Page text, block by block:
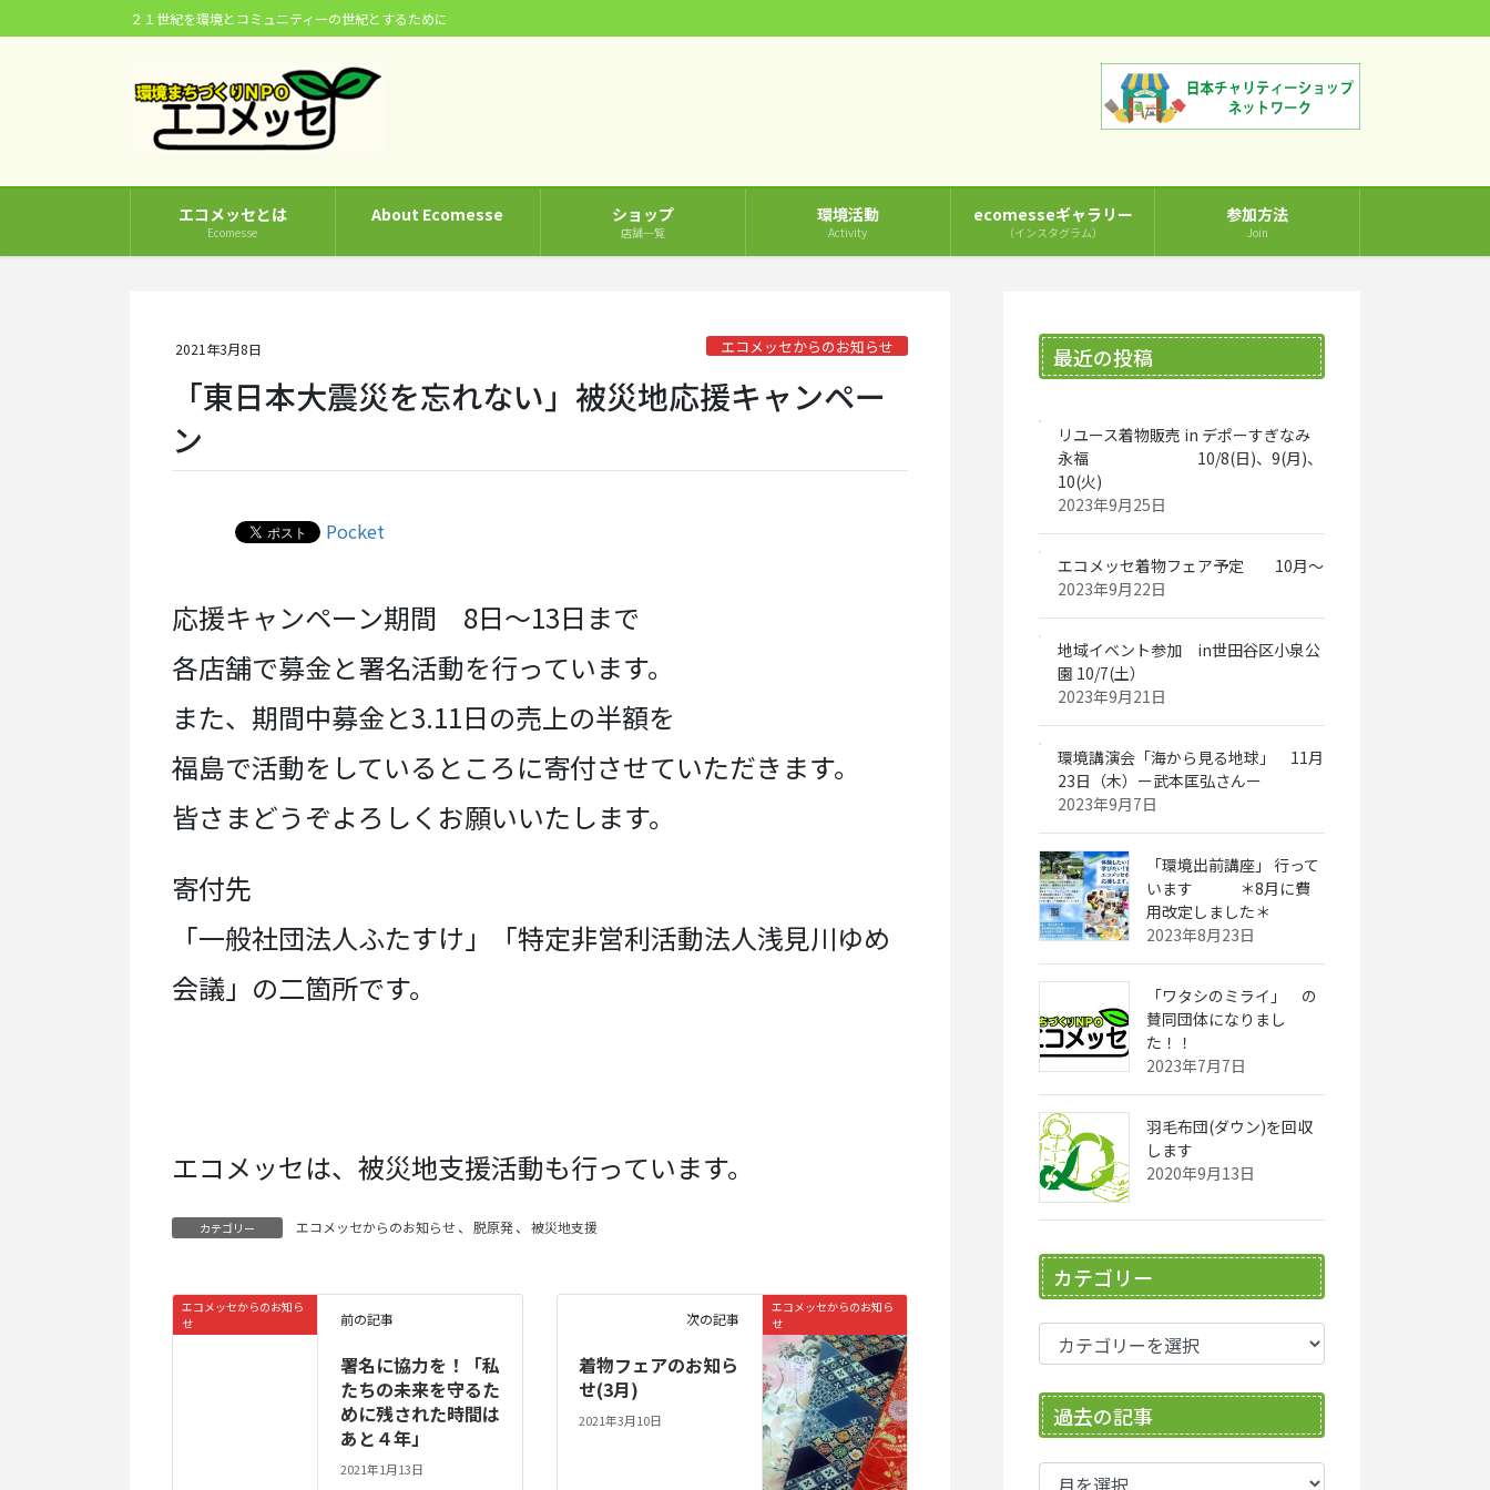
ン
ビ
動
２１世紀を環境とコミュニティーの世紀とするために
エコメッセとは
Ecomesse
About Ecomesse ショップ
店舗一覧
環境活動
Activity
ecomesseギャラリー
（インスタグラム）
参加方法
Join
2021年3月8日 エコメッセからのお知らせ
「東日本大震災を忘れない」被災地応援キャンペー
ン
Pocket
応援キャンペーン期間 8日〜13日まで
各店舗で募金と署名活動を行っています。
また、期間中募金と3.11日の売上の半額を
福島で活動をしているところに寄付させていただきます。
皆さまどうぞよろしくお願いいたします。
寄付先
「一般社団法人ふたすけ」「特定非営利活動法人浅見川ゆめ
会議」の二箇所です。
エコメッセは、被災地支援活動も行っています。
カテゴリー エコメッセからのお知らせ、 脱原発、 被災地支援
エコメッセからのお知ら
せ
前の記事
署名に協力を！「私
たちの未来を守るた
めに残された時間は
あと４年」
2021年1月13日
エコメッセからのお知ら
せ
次の記事
着物フェアのお知ら
せ(3月)
2021年3月10日
最近の投稿
リユース着物販売 in デポーすぎなみ
永福 10/8(日)、9(月)、
10(火)
2023年9月25日
エコメッセ着物フェア予定 10月～
2023年9月22日
地域イベント参加 in世田谷区小泉公
園 10/7(土）
2023年9月21日
環境講演会「海から見る地球」 11月
23日（木）ー武本匡弘さんー
2023年9月7日
「環境出前講座」 行って
います ＊8月に費
用改定しました＊
2023年8月23日
「ワタシのミライ」 の
賛同団体になりまし
た！！
2023年7月7日
羽毛布団(ダウン)を回収
します
2020年9月13日
カテゴリー
カ
テ
ゴ
リ
ー
過去の記事
過